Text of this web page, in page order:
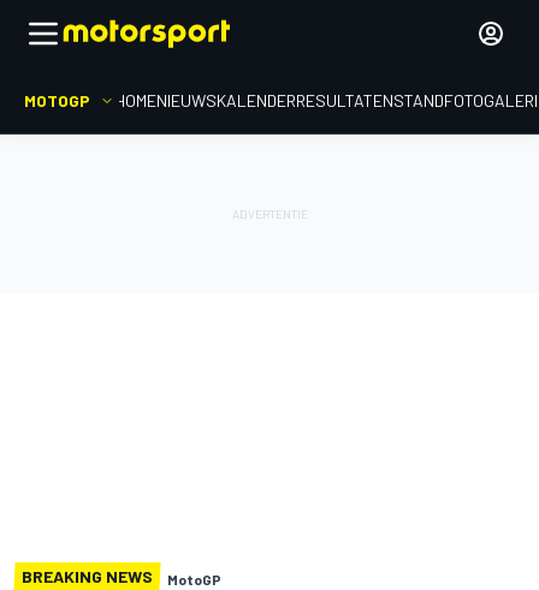
MOTOGP HOMENIEUWSKALENDERRESULTATENSTAND
BREAKING NEWS MotoGP